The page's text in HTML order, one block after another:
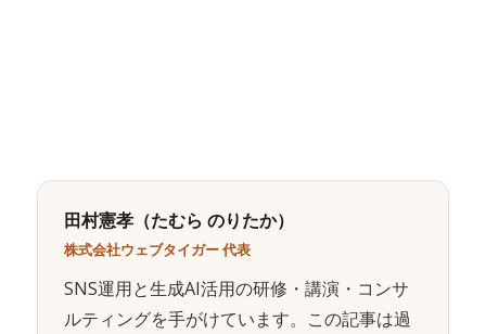
田村憲孝（たむら のりたか）
株式会社ウェブタイガー 代表
SNS運用と生成AI活用の研修・講演・コンサ
ルティングを手がけています。この記事は過